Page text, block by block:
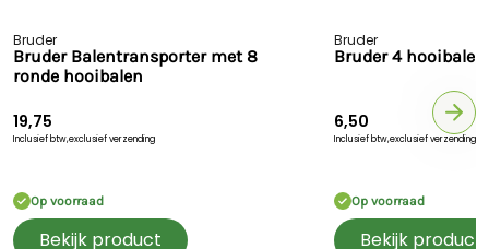
Bruder
Bruder Balentransporter met 8
ronde hooibalen
19,75
Inclusief btw,exclusief verzending
Op voorraad
Bekijk product
Bruder
Bruder 4 hooibalen
6,50
Inclusief btw,exclusief verzending
Op voorraad
Bekijk product